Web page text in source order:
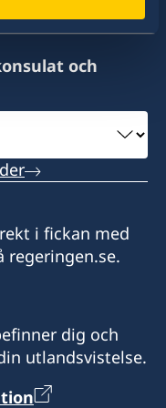
och
i fickan med
regeringen.se.
dig och
utlandsvistelse.